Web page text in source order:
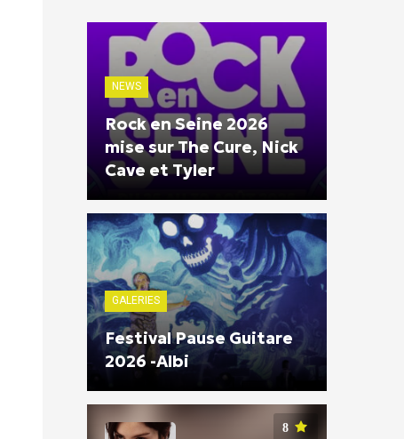
NEWS
Rock en Seine 2026
mise sur The Cure, Nick
Cave et Tyler
GALERIES
Festival Pause Guitare
2026 -Albi
8